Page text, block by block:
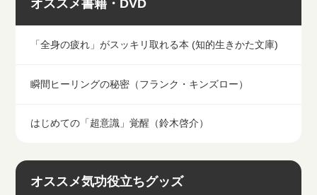
オススメ書籍・DVD
「全身の疲れ」がスッキリ取れる本 (知的生きかた文庫)
瞬間ヒーリングの秘密（フランク・キンズロー）
はじめての「超意識」覚醒（鈴木啓介）
オススメ気功役立ちグッズ